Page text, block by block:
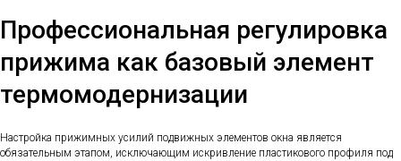
Профессиональная регулировка
прижима как базовый элемент
термомодернизации
Настройка прижимных усилий подвижных элементов окна является
обязательным этапом, исключающим искривление пластикового профиля под